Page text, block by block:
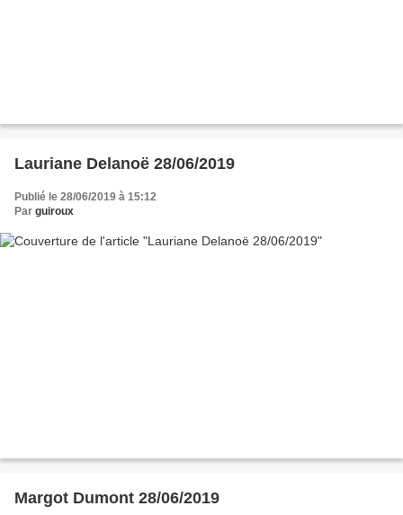
Lauriane Delanoë 28/06/2019
Publié le 28/06/2019 à 15:12
Par guiroux
Margot Dumont 28/06/2019